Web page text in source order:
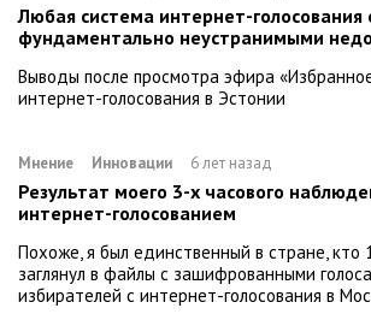
Любая система интернет-голосования
фундаментально неустранимыми
Выводы после просмотра эфира
интернет-голосования в Эстонии
Мнение Инновации 6 лет назад
Результат моего 3-х часового
интернет-голосованием
Похоже, я был единственный в стране, кто
заглянул в файлы с зашифрованными
избирателей с интернет-голосования в